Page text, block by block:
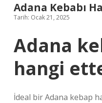
Adana Kebabı
Tarih: Ocak 21, 2025
Adana
hangi
İdeal bir Adana kebap